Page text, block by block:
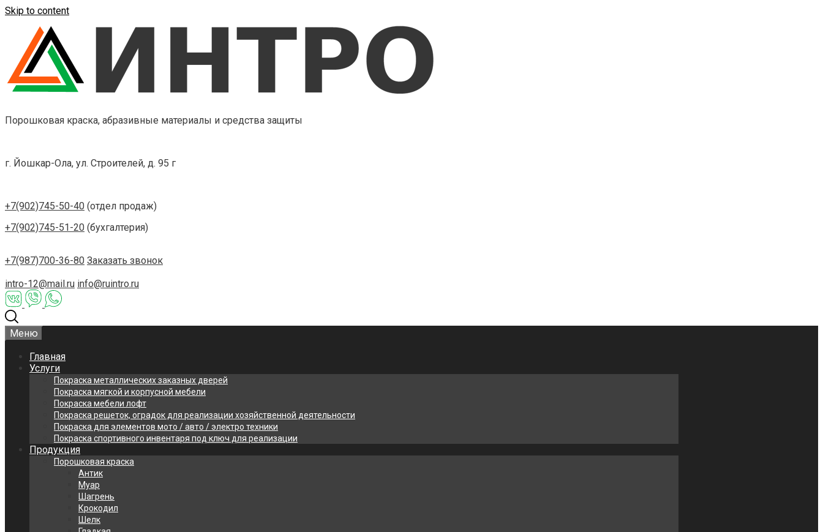
Skip to content
Порошковая краска, абразивные материалы и средства защиты
г. Йошкар-Ола, ул. Строителей, д. 95 г
+7(902)745-50-40 (отдел продаж)
+7(902)745-51-20 (бухгалтерия)
+7(987)700-36-80 Заказать звонок
intro-12@mail.ru info@ruintro.ru
Меню
Главная
Услуги
Покраска металлических заказных дверей
Покраска мягкой и корпусной мебели
Покраска мебели лофт
Покраска решеток, оградок для реализации хозяйственной деятельности
Покраска для элементов мото / авто / электро техники
Покраска спортивного инвентаря под ключ для реализации
Продукция
Порошковая краска
Антик
Муар
Шагрень
Крокодил
Шелк